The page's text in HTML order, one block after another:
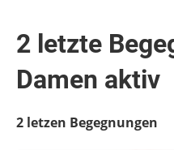
2 letzte
Damen aktiv
2 letzen Begegnungen